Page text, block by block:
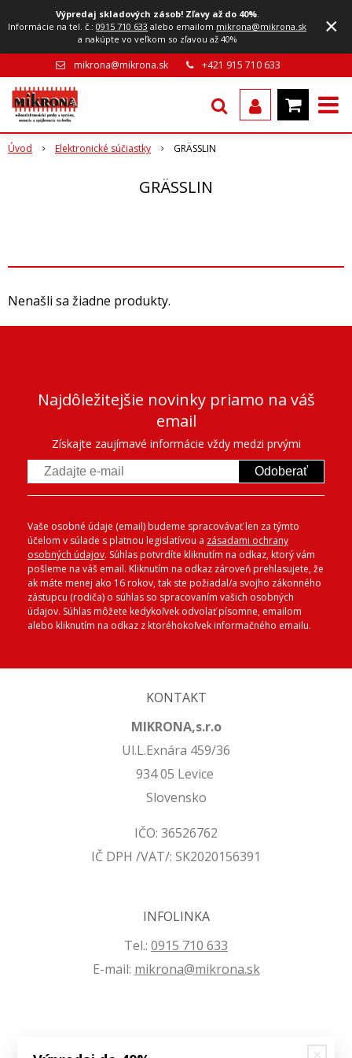
Výpredaj skladových zásob! Zľavy až do 40%.
Informácie na tel. č.:0915 710 633 alebo emailom mikrona@mikrona.sk
a nakúpte vo veľkom so zľavou až 40%
×
mikrona@mikrona.sk +421 915 710 633
Úvod Elektronické súčiastky GRÄSSLIN
GRÄSSLIN
Nenašli sa žiadne produkty.
Najdôležitejšie novinky priamo na váš
email
Získajte zaujímavé informácie vždy medzi prvými
Odoberať
Vaše osobné údaje (email) budeme spracovávať len za týmto
účelom v súlade s platnou legislatívou a zásadami ochrany
osobných údajov. Súhlas potvrdíte kliknutím na odkaz, ktorý vám
pošleme na váš email. Kliknutím na odkaz zároveň prehlasujete, že
ak máte menej ako 16 rokov, tak ste požiadal/a svojho zákonného
zástupcu (rodiča) o súhlas so spracovaním vašich osobných
údajov. Súhlas môžete kedykoľvek odvolať písomne, emailom
alebo kliknutím na odkaz z ktoréhokoľvek informačného emailu.
KONTAKT
MIKRONA,s.r.o
Ul.L.Exnára 459/36
934 05 Levice
Slovensko
IČO: 36526762
IČ DPH /VAT/: SK2020156391
INFOLINKA
Tel.: 0915 710 633
E-mail: mikrona@mikrona.sk